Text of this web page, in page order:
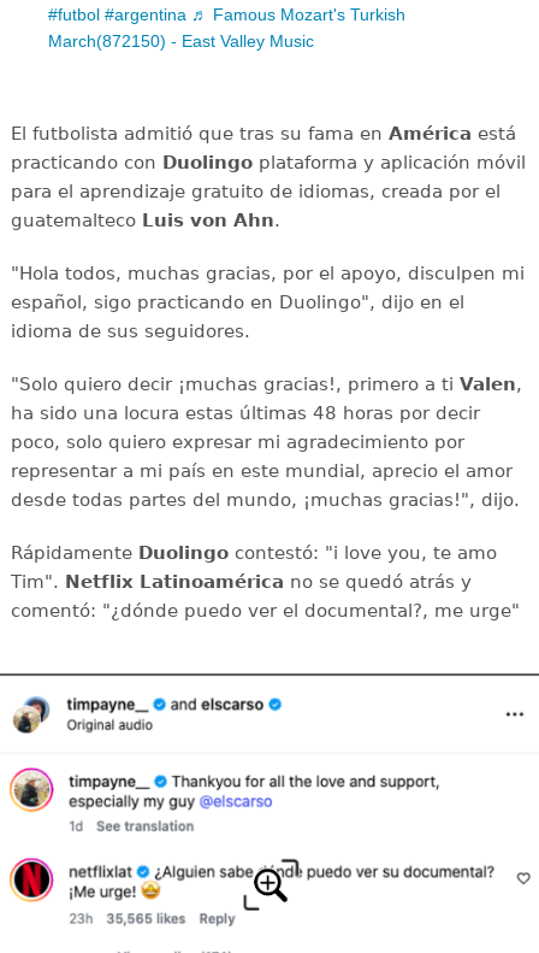
#futbol #argentina ♬ Famous Mozart's Turkish
March(872150) - East Valley Music
El futbolista admitió que tras su fama en América está
practicando con Duolingoplataforma y aplicación móvil
para el aprendizaje gratuito de idiomas, creada por el
guatemalteco Luis von Ahn.
"Hola todos, muchas gracias, por el apoyo, disculpen mi
español, sigo practicando en Duolingo", dijo en el
idioma de sus seguidores.
"Solo quiero decir ¡muchas gracias!, primero a ti Valen,
ha sido una locura estas últimas 48 horas por decir
poco, solo quiero expresar mi agradecimiento por
representar a mi país en este mundial, aprecio el amor
desde todas partes del mundo, ¡muchas gracias!", dijo.
Rápidamente Duolingocontestó: "i love you, te amo
Tim". Netflix Latinoamérica no se quedó atrás y
comentó: "¿dónde puedo ver el documental?, me urge"